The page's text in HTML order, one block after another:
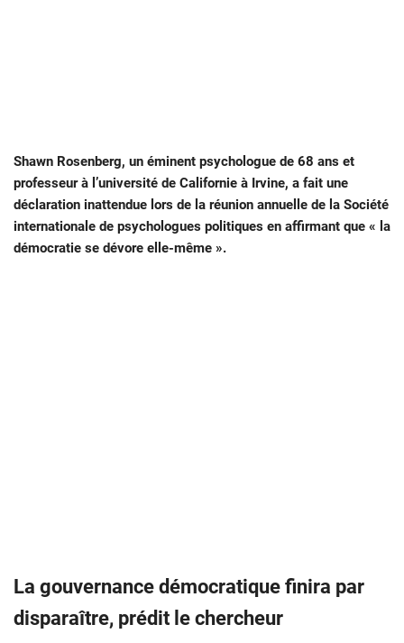
Shawn Rosenberg, un éminent psychologue de 68 ans et
professeur à l’université de Californie à Irvine, a fait une
déclaration inattendue lors de la réunion annuelle de la Société
internationale de psychologues politiques en affirmant que « la
démocratie se dévore elle-même ».
La gouvernance démocratique finira par
disparaître, prédit le chercheur